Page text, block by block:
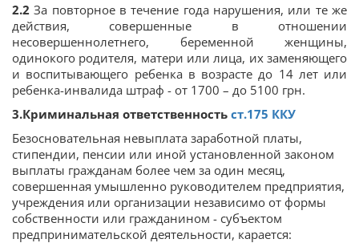
2.2 За повторное в течение года нарушения, или те же
действия, совершенные в отношении
несовершеннолетнего, беременной женщины,
одинокого родителя, матери или лица, их заменяющего
и воспитывающего ребенка в возрасте до 14 лет или
ребенка-инвалида штраф - от 1700 – до 5100 грн.
3.Криминальная ответственность ст.175 ККУ
Безосновательная невыплата заработной платы,
стипендии, пенсии или иной установленной законом
выплаты гражданам более чем за один месяц,
совершенная умышленно руководителем предприятия,
учреждения или организации независимо от формы
собственности или гражданином - субъектом
предпринимательской деятельности, карается: